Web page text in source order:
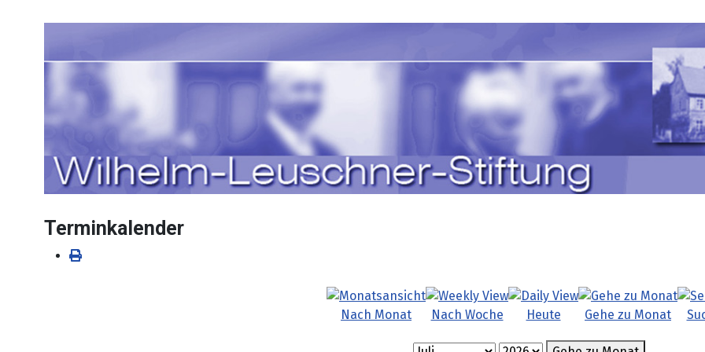
Terminkalender
Nach Monat Nach Woche Heute Gehe zu Monat